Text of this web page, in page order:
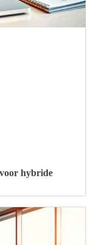
hybride